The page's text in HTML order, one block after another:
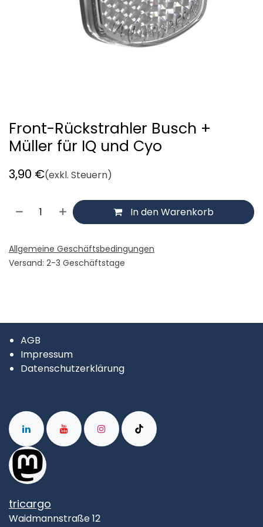
Front-Rückstrahler Busch +
Müller für IQ und Cyo
3,90 €(exkl. Steuern)
In den Warenkorb
Allgemeine Geschäftsbedingungen
Versand: 2-3 Geschäftstage
AGB
Impressum
Datenschutzerklärung
tricargo
Waidmannstraße 12